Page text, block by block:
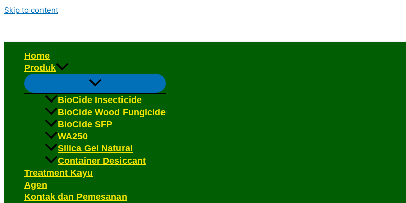
Skip to content
Home
Produk
BioCide Insecticide
BioCide Wood Fungicide
BioCide SFP
WA250
Silica Gel Natural
Container Desiccant
Treatment Kayu
Agen
Kontak dan Pemesanan